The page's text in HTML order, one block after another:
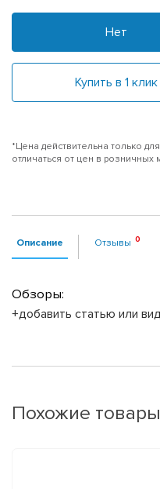
Нет
Купить в 1 клик
*Цена действительна только
отличаться от цен в розничных
Описание Отзывы
Обзоры:
+добавить статью или
Похожие товары